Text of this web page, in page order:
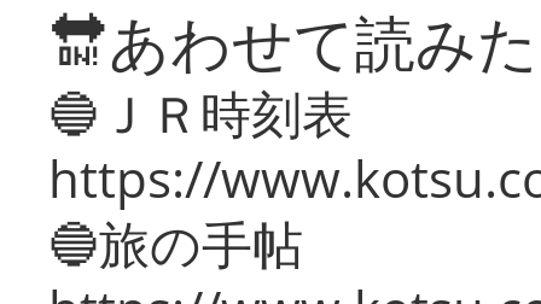
🔛あわせて読み
🔵ＪＲ時刻表
https://
🔵旅の手帖